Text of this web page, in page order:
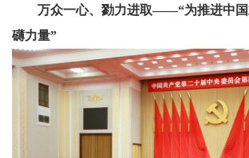
万众一心、勠力进取——“为推进中
礴力量”